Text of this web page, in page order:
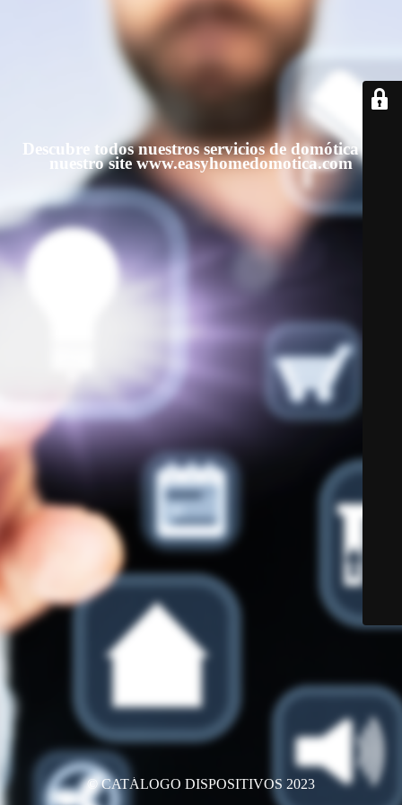
Descubre todos nuestros servicios de domótica en
nuestro site www.easyhomedomotica.com
© CATÁLOGO DISPOSITIVOS 2023